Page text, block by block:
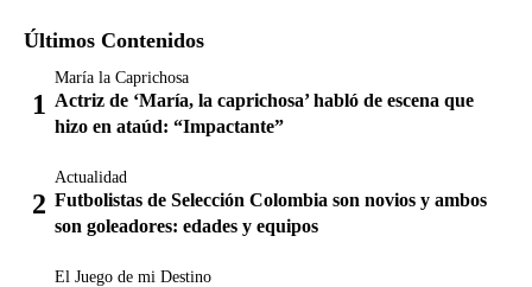
Últimos Contenidos
María la Caprichosa
Actriz de ‘María, la caprichosa’ habló de escena que
hizo en ataúd: “Impactante”
Actualidad
Futbolistas de Selección Colombia son novios y ambos
son goleadores: edades y equipos
El Juego de mi Destino